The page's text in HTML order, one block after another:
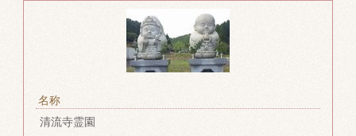
名称
清流寺霊園